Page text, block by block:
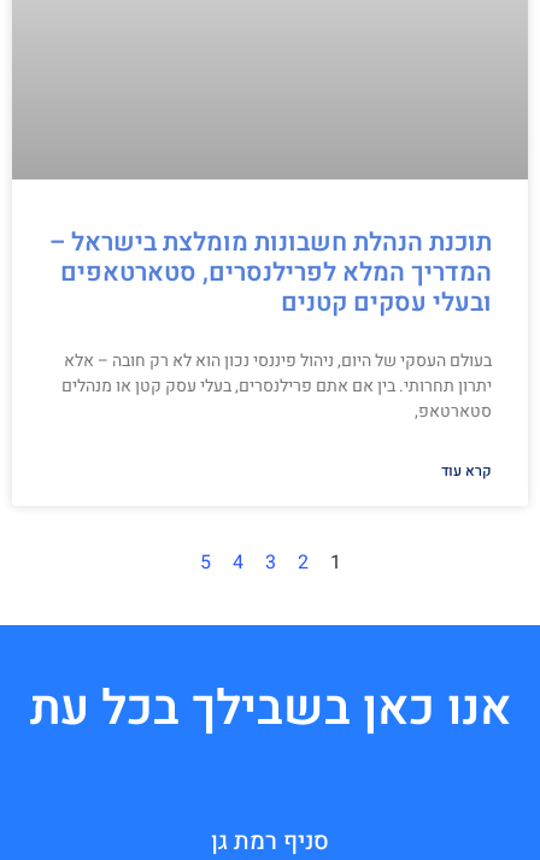
תוכנת הנהלת חשבונות מומלצת בישראל –
המדריך המלא לפרילנסרים, סטארטאפים
ובעלי עסקים קטנים
בעולם העסקי של היום, ניהול פיננסי נכון הוא לא רק חובה – אלא
יתרון תחרותי. בין אם אתם פרילנסרים, בעלי עסק קטן או מנהלים
סטארטאפ,
קרא עוד
1
2
3
4
5
אנו כאן בשבילך בכל עת
סניף רמת גן